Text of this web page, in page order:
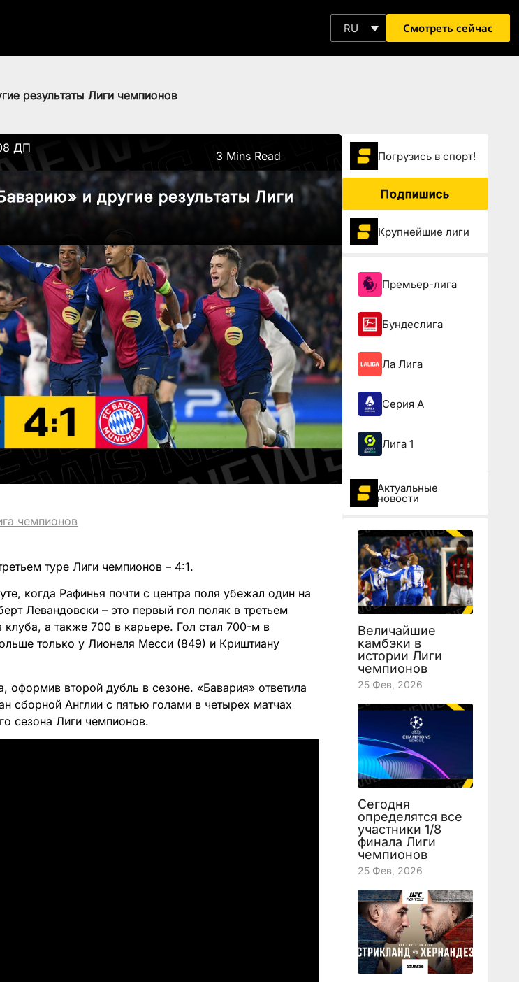
RU Смотреть сейчас
результаты Лиги чемпионов
ДП
3 Mins Read
и другие результаты Лиги
чемпионов
туре Лиги чемпионов – 4:1.
когда Рафинья почти с центра поля убежал один на
Левандовски – это первый гол поляк в третьем
клуба, а также 700 в карьере. Гол стал 700-м в
только у Лионеля Месси (849) и Криштиану
второй дубль в сезоне. «Бавария» ответила
сборной Англии с пятью голами в четырех матчах
сезона Лиги чемпионов.
Погрузиcь в спорт!
Подпишись
Крупнейшие лиги
Премьер-лига
Бундеслига
Ла Лига
Серия А
Лига 1
Актуальные
новости
Величайшие
камбэки в
истории Лиги
чемпионов
25 Фев, 2026
Сегодня
определятся все
участники 1/8
финала Лиги
чемпионов
25 Фев, 2026